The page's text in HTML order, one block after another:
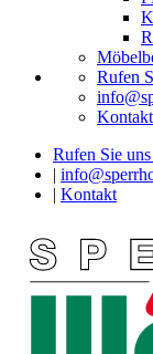
Rufen
Kontakt
Rufen Sie
Kontakt